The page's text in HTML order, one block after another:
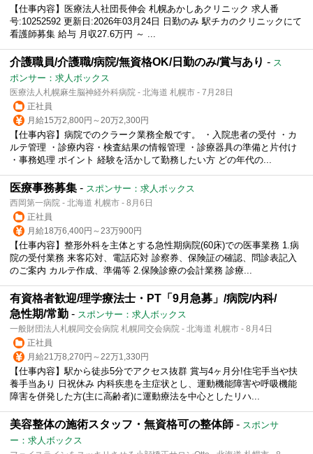
【仕事内容】医療法人社団長伸会 札幌あかしあクリニック 求人番
号:10252592 更新日:2026年03月24日 日勤のみ 駅チカのクリニックにて
看護師募集 給与 月収27.6万円 ～ ...
介護職員/介護職/病院/無資格OK/日勤のみ/賞与あり - ス
ポンサー：求人ボックス
医療法人札幌麻生脳神経外科病院 - 北海道 札幌市 - 7月28日
正社員
月給15万2,800円～20万2,300円
【仕事内容】病院でのクラーク業務全般です。 ・入院患者の受付 ・カ
ルテ管理 ・診療内容・検査結果の情報管理 ・診療器具の準備と片付け
・事務処理 ポイント 経験を活かして勤務したい方 どの年代の...
医療事務募集 - スポンサー：求人ボックス
西岡第一病院 - 北海道 札幌市 - 8月6日
正社員
月給18万6,400円～23万900円
【仕事内容】整形外科を主体とする急性期病院(60床)での医事業務 1.病
院の受付業務 来客応対、電話応対 診察券、保険証の確認、問診表記入
のご案内 カルテ作成、準備等 2.保険診療の会計業務 診療...
有資格者歓迎/理学療法士・PT「9月急募」/病院/内科/
急性期/常勤 - スポンサー：求人ボックス
一般財団法人札幌同交会病院 札幌同交会病院 - 北海道 札幌市 - 8月4日
正社員
月給21万8,270円～22万1,330円
【仕事内容】駅から徒歩5分でアクセス抜群 賞与4ヶ月分!住宅手当や扶
養手当あり 日祝休み 内科疾患を主症状とし、運動機能障害や呼吸機能
障害を併発した方(主に高齢者)に運動療法を中心としたリハ...
美容整体の施術スタッフ・無資格可の整体師 - スポンサ
ー：求人ボックス